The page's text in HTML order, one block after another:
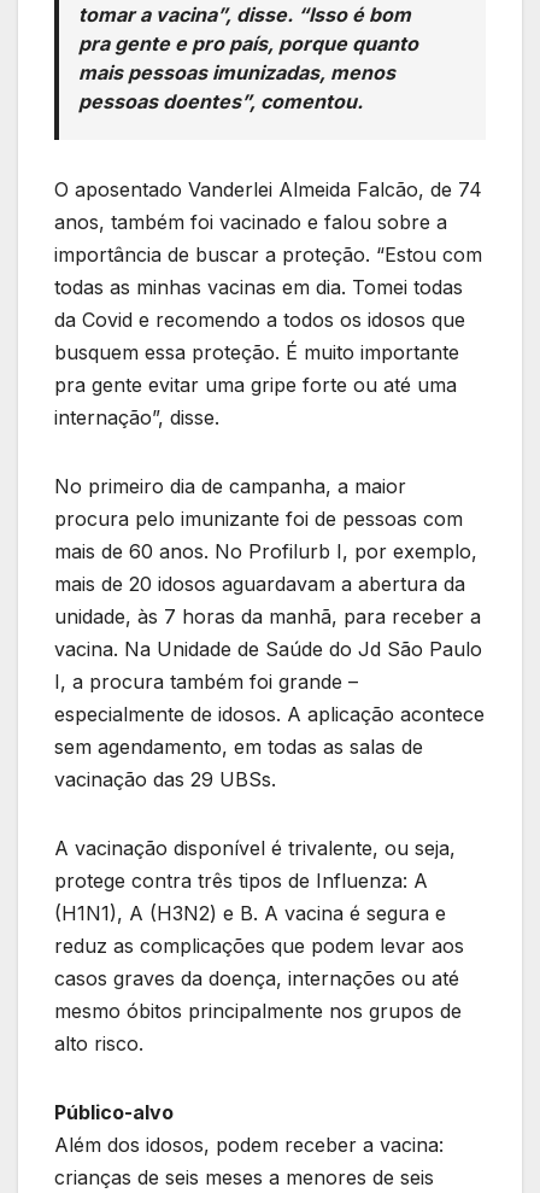
tomar a vacina”, disse. “Isso é bom
pra gente e pro país, porque quanto
mais pessoas imunizadas, menos
pessoas doentes”, comentou.
O aposentado Vanderlei Almeida Falcão, de 74
anos, também foi vacinado e falou sobre a
importância de buscar a proteção. “Estou com
todas as minhas vacinas em dia. Tomei todas
da Covid e recomendo a todos os idosos que
busquem essa proteção. É muito importante
pra gente evitar uma gripe forte ou até uma
internação”, disse.
No primeiro dia de campanha, a maior
procura pelo imunizante foi de pessoas com
mais de 60 anos. No Profilurb I, por exemplo,
mais de 20 idosos aguardavam a abertura da
unidade, às 7 horas da manhã, para receber a
vacina. Na Unidade de Saúde do Jd São Paulo
I, a procura também foi grande –
especialmente de idosos. A aplicação acontece
sem agendamento, em todas as salas de
vacinação das 29 UBSs.
A vacinação disponível é trivalente, ou seja,
protege contra três tipos de Influenza: A
(H1N1), A (H3N2) e B. A vacina é segura e
reduz as complicações que podem levar aos
casos graves da doença, internações ou até
mesmo óbitos principalmente nos grupos de
alto risco.
Público-alvo
Além dos idosos, podem receber a vacina:
crianças de seis meses a menores de seis